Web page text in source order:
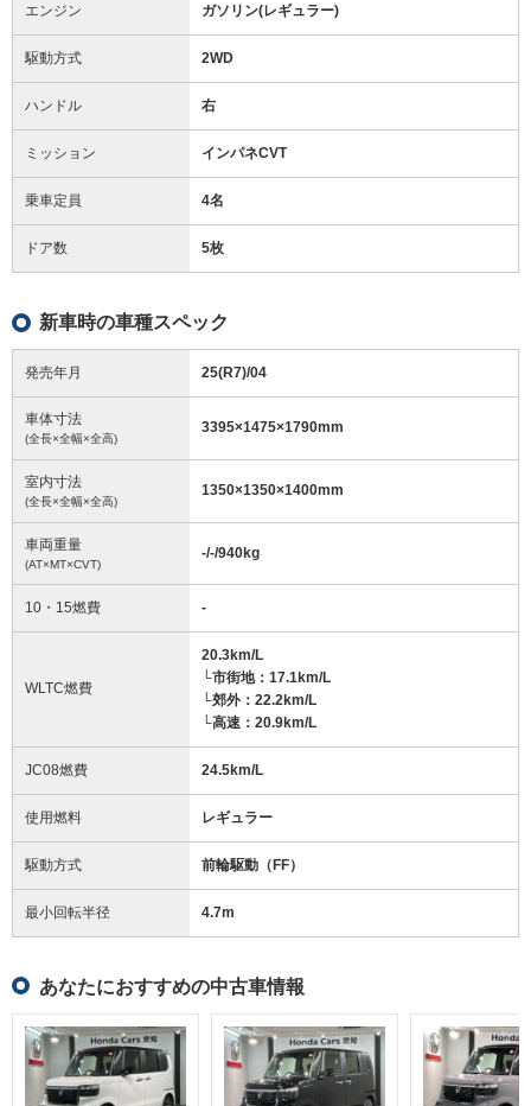
エンジン ガソリン(レギュラー)
駆動方式 2WD
ハンドル 右
ミッション インパネCVT
乗車定員 4名
ドア数 5枚
新車時の車種スペック
発売年月 25(R7)/04
車体寸法
(全長×全幅×全高)
3395×1475×1790mm
室内寸法
(全長×全幅×全高)
1350×1350×1400mm
車両重量
(AT×MT×CVT)
-/-/940kg
10・15燃費 -
WLTC燃費
20.3km/L
└市街地：17.1km/L
└郊外：22.2km/L
└高速：20.9km/L
JC08燃費 24.5km/L
使用燃料 レギュラー
駆動方式 前輪駆動（FF）
最小回転半径 4.7m
あなたにおすすめの中古車情報